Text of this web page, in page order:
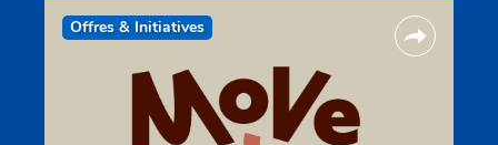
Offres & Initiatives